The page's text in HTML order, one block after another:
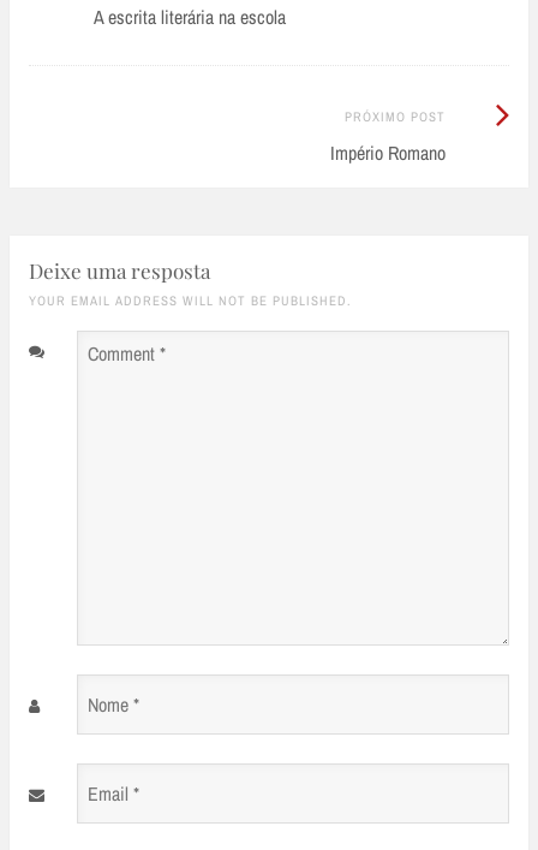
navigation
Anterior:
A escrita literária na escola
PRÓXIMO POST
Império Romano
Próximo
Deixe uma resposta
YOUR EMAIL ADDRESS WILL NOT BE PUBLISHED.
Comment
Nome
Email